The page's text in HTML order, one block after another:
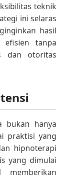
teknik
ini selaras
hasil
tanpa
dan otoritas
bukan hanya
praktisi yang
hipnoterapi
yang dimulai